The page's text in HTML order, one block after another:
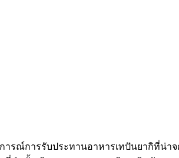
ารณ์การรับประทานอาหารเทปันยากิที่น่